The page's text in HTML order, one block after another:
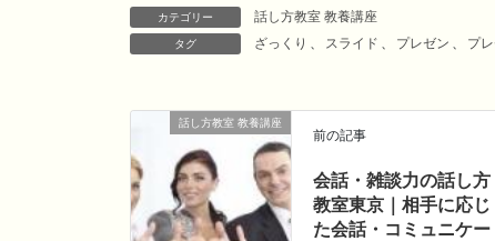
c
o
o
i
e
r
e
t
e
a
カテゴリー 話し方教室 教養講座
タグ ざっくり 、 スライド 、 プレゼン 、 プ
話し方教室 教養講座
前の記事
会話・雑談力の話し方
教室東京｜相手に応じ
た会話・コミュニケー